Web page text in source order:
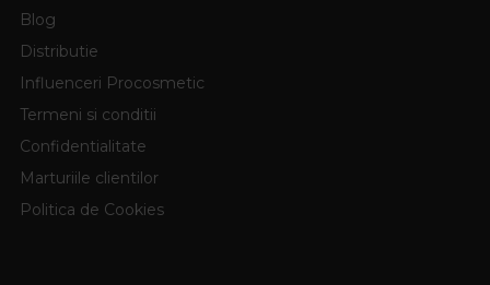
Blog
Distributie
Influenceri Procosmetic
Termeni si conditii
Confidentialitate
Marturiile clientilor
Politica de Cookies